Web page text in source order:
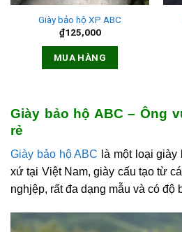
Giày bảo hộ XP ABC
₫125,000
MUA HÀNG
Giày bảo hộ ABC – Ông
rẻ
Giày bảo hộ ABC là một loại
xứ tại Việt Nam, giày cấu tạo từ
nghjệp, rất đa dạng mẫu và có độ